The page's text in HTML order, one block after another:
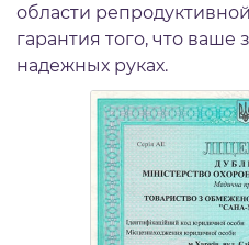
области
гарантия того, что ваше
надежных руках.